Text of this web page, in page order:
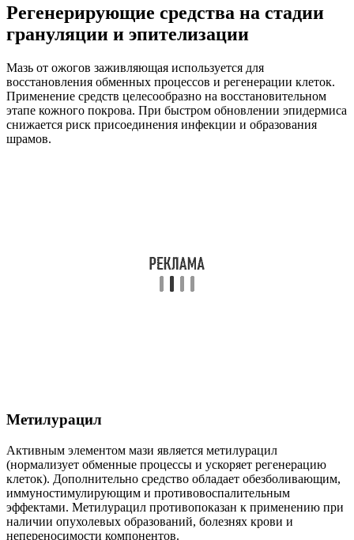
Регенерирующие средства на стадии
грануляции и эпителизации
Мазь от ожогов заживляющая используется для
восстановления обменных процессов и регенерации клеток.
Применение средств целесообразно на восстановительном
этапе кожного покрова. При быстром обновлении эпидермиса
снижается риск присоединения инфекции и образования
шрамов.
Метилурацил
Активным элементом мази является метилурацил
(нормализует обменные процессы и ускоряет регенерацию
клеток). Дополнительно средство обладает обезболивающим,
иммуностимулирующим и противовоспалительным
эффектами. Метилурацил противопоказан к применению при
наличии опухолевых образований, болезнях крови и
непереносимости компонентов.